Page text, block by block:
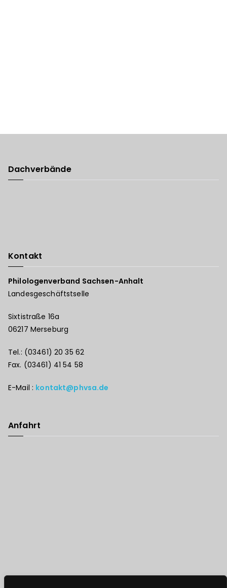
Dachverbände
Kontakt
Philologenverband Sachsen-Anhalt
Landesgeschäftstselle
Sixtistraße 16a
06217 Merseburg
Tel.: (03461) 20 35 62
Fax. (03461) 41 54 58
E-Mail : kontakt@phvsa.de
Anfahrt